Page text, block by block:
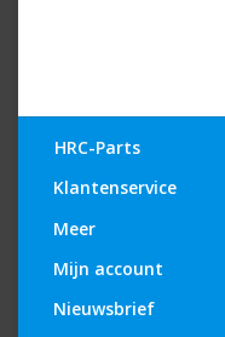
HRC-Parts
Klantenservice
Meer
Mijn account
Nieuwsbrief